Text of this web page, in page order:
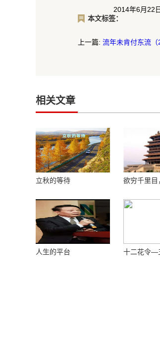
2014年6月22日
本文标签：
上一篇: 流年未肯付东流（
相关文章
立秋的等待
欲穷千里目
人生的平台
十二花令—